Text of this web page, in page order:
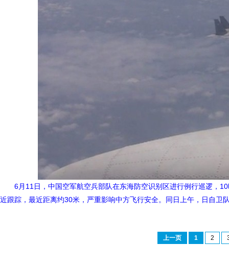
6月11日，中国空军航空兵部队在东海防空识别区进行例行巡逻，
近跟踪，最近距离约30米，严重影响中方飞行安全。同日上午，日自
上一页 1 2